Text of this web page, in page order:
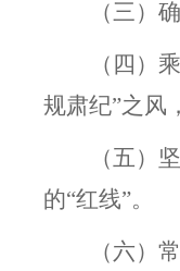
（三）
（四）
规肃纪”之风
（五）
的“红线”。
（六）